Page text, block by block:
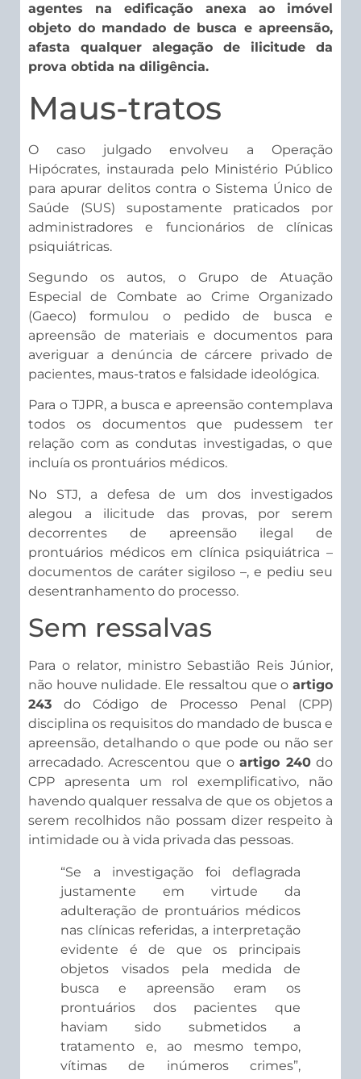
agentes na edificação anexa ao imóvel
objeto do mandado de busca e apreensão,
afasta qualquer alegação de ilicitude da
prova obtida na diligência.
Maus-tratos
O caso julgado envolveu a Operação
Hipócrates, instaurada pelo Ministério Público
para apurar delitos contra o Sistema Único de
Saúde (SUS) supostamente praticados por
administradores e funcionários de clínicas
psiquiátricas.
Segundo os autos, o Grupo de Atuação
Especial de Combate ao Crime Organizado
(Gaeco) formulou o pedido de busca e
apreensão de materiais e documentos para
averiguar a denúncia de cárcere privado de
pacientes, maus-tratos e falsidade ideológica.
Para o TJPR, a busca e apreensão contemplava
todos os documentos que pudessem ter
relação com as condutas investigadas, o que
incluía os prontuários médicos.
No STJ, a defesa de um dos investigados
alegou a ilicitude das provas, por serem
decorrentes de apreensão ilegal de
prontuários médicos em clínica psiquiátrica –
documentos de caráter sigiloso –, e pediu seu
desentranhamento do processo.
Sem ressalvas
Para o relator, ministro Sebastião Reis Júnior,
não houve nulidade. Ele ressaltou que o artigo
243 do Código de Processo Penal (CPP)
disciplina os requisitos do mandado de busca e
apreensão, detalhando o que pode ou não ser
arrecadado. Acrescentou que oartigo 240do
CPP apresenta um rol exemplificativo, não
havendo qualquer ressalva de que os objetos a
serem recolhidos não possam dizer respeito à
intimidade ou à vida privada das pessoas.
“Se a investigação foi deflagrada
justamente em virtude da
adulteração de prontuários médicos
nas clínicas referidas, a interpretação
evidente é de que os principais
objetos visados pela medida de
busca e apreensão eram os
prontuários dos pacientes que
haviam sido submetidos a
tratamento e, ao mesmo tempo,
vítimas de inúmeros crimes”,